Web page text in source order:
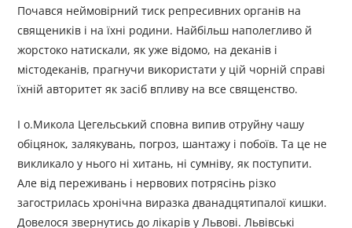
Почався неймовірний тиск репресивних органів на
священиків і на їхні родини. Найбільш наполегливо й
жорстоко натискали, як уже відомо, на деканів і
містодеканів, прагнучи використати у цій чорній справі
їхній авторитет як засіб впливу на все священство.
І о.Микола Цегельський сповна випив отруйну чашу
обіцянок, залякувань, погроз, шантажу і побоїв. Та це не
викликало у нього ні хитань, ні сумніву, як поступити.
Але від переживань і нервових потрясінь різко
загострилась хронічна виразка дванадцятипалої кишки.
Довелося звернутись до лікарів у Львові. Львівські